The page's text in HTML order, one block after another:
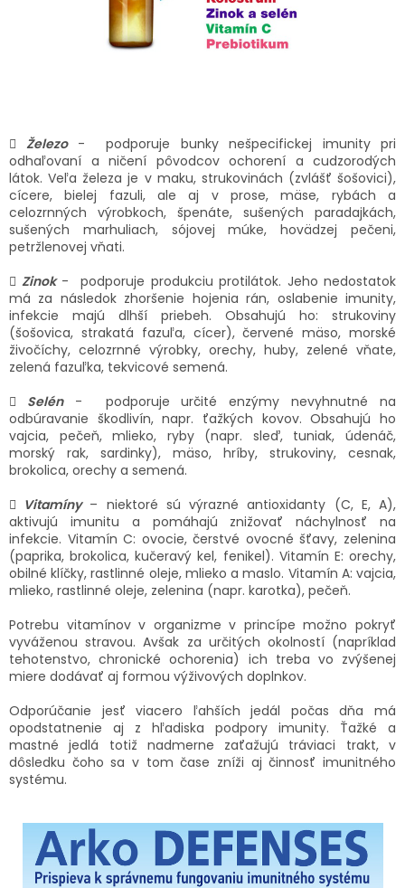
 Železo- podporuje bunky nešpecifickej imunity pri
odhaľovaní a ničení pôvodcov ochorení a cudzorodých
látok. Veľa železa je v maku, strukovinách (zvlášť šošovici),
cícere, bielej fazuli, ale aj v prose, mäse, rybách a
celozrnných výrobkoch, špenáte, sušených paradajkách,
sušených marhuliach, sójovej múke, hovädzej pečeni,
petržlenovej vňati.
 Zinok - podporuje produkciu protilátok. Jeho nedostatok
má za následok zhoršenie hojenia rán, oslabenie imunity,
infekcie majú dlhší priebeh. Obsahujú ho: strukoviny
(šošovica, strakatá fazuľa, cícer), červené mäso, morské
živočíchy, celozrnné výrobky, orechy, huby, zelené vňate,
zelená fazuľka, tekvicové semená.
 Selén
- podporuje určité enzýmy nevyhnutné na
odbúravanie škodlivín, napr. ťažkých kovov. Obsahujú ho
vajcia, pečeň, mlieko, ryby (napr. sleď, tuniak, údenáč,
morský rak, sardinky), mäso, hríby, strukoviny, cesnak,
brokolica, orechy a semená.
 Vitamíny– niektoré sú výrazné antioxidanty (C, E, A),
aktivujú imunitu a pomáhajú znižovať náchylnosť na
infekcie. Vitamín C: ovocie, čerstvé ovocné šťavy, zelenina
(paprika, brokolica, kučeravý kel, fenikel). Vitamín E: orechy,
obilné klíčky, rastlinné oleje, mlieko a maslo. Vitamín A: vajcia,
mlieko, rastlinné oleje, zelenina (napr. karotka), pečeň.
Potrebu vitamínov v organizme v princípe možno pokryť
vyváženou stravou. Avšak za určitých okolností (napríklad
tehotenstvo, chronické ochorenia) ich treba vo zvýšenej
miere dodávať aj formou výživových doplnkov.
Odporúčanie jesť viacero ľahších jedál počas dňa má
opodstatnenie aj z hľadiska podpory imunity. Ťažké a
mastné jedlá totiž nadmerne zaťažujú tráviaci trakt, v
dôsledku čoho sa v tom čase zníži aj činnosť imunitného
systému.